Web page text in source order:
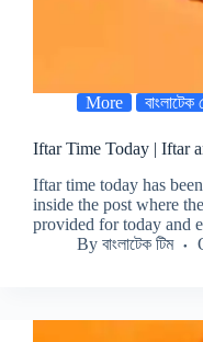
More বাংলাটেক
Iftar Time Today | Iftar
Iftar time today has
inside the post where
provided for today and
By বাংলাটেক টিম